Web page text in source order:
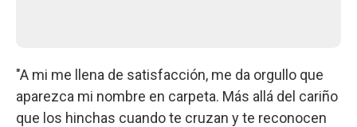
"A mi me llena de satisfacción, me da orgullo que
aparezca mi nombre en carpeta. Más allá del cariño
que los hinchas cuando te cruzan y te reconocen